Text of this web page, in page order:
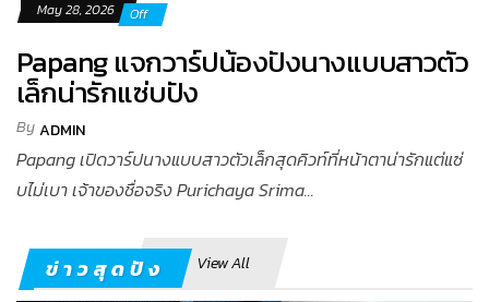
May 28, 2026 Off
Papang แจกวาร์ปน้องปังนางแบบสาวตัว
เล็กน่ารักแซ่บปัง
ByADMIN
Papang เปิดวาร์ปนางแบบสาวตัวเล็กสุดคิวท์ที่หน้าตาน่ารักแต่แซ่
บไม่เบา เจ้าของชื่อจริง Purichaya Srima...
ข่าวสุดปัง View All